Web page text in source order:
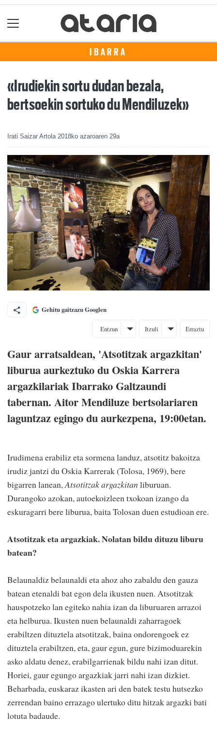
IBARRA
«Irudiekin sortu dudan bezala,
bertsoekin sortuko du Mendiluzek»
Irati Saizar Artola 2018ko azaroaren 29a
Gehitu gaitzazu Googlen
Entzun Itzuli Erraztu
Gaur arratsaldean, 'Atsotitzak argazkitan'
liburua aurkeztuko du Oskia Karrera
argazkilariak Ibarrako Galtzaundi
tabernan. Aitor Mendiluze bertsolariaren
laguntzaz egingo du aurkezpena, 19:00etan.
Irudimena erabiliz eta sormena landuz, atsotitz bakoitza
irudiz jantzi du Oskia Karrerak (Tolosa, 1969), bere
bigarren lanean, Atsotitzak argazkitan liburuan.
Durangoko azokan, autoekoizleen txokoan izango da
eskuragarri bere liburua, baita Tolosan duen estudioan ere.
Atsotitzak eta argazkiak. Nolatan bildu dituzu liburu
batean?
Belaunaldiz belaunaldi eta ahoz aho zabaldu den gauza
batean etenaldi bat egon dela ikusten nuen. Atsotitzak
hauspotzeko lan egiteko nahia izan da liburuaren arrazoi
eta helburua. Ikusten nuen belaunaldi zaharragoek
erabiltzen dituztela atsotitzak, baina ondorengoek ez
dituztela erabiltzen, eta, gaur egun, gure bizimoduarekin
asko aldatu denez, erabilgarrienak bildu nahi izan ditut.
Horiei, gaur egungo argazkiak jarri nahi izan dizkiet.
Beharbada, euskaraz ikasten ari den batek testu hutsezko
zerrendan baino errazago ulertuko ditu hitzak argazki bati
lotuta badaude.